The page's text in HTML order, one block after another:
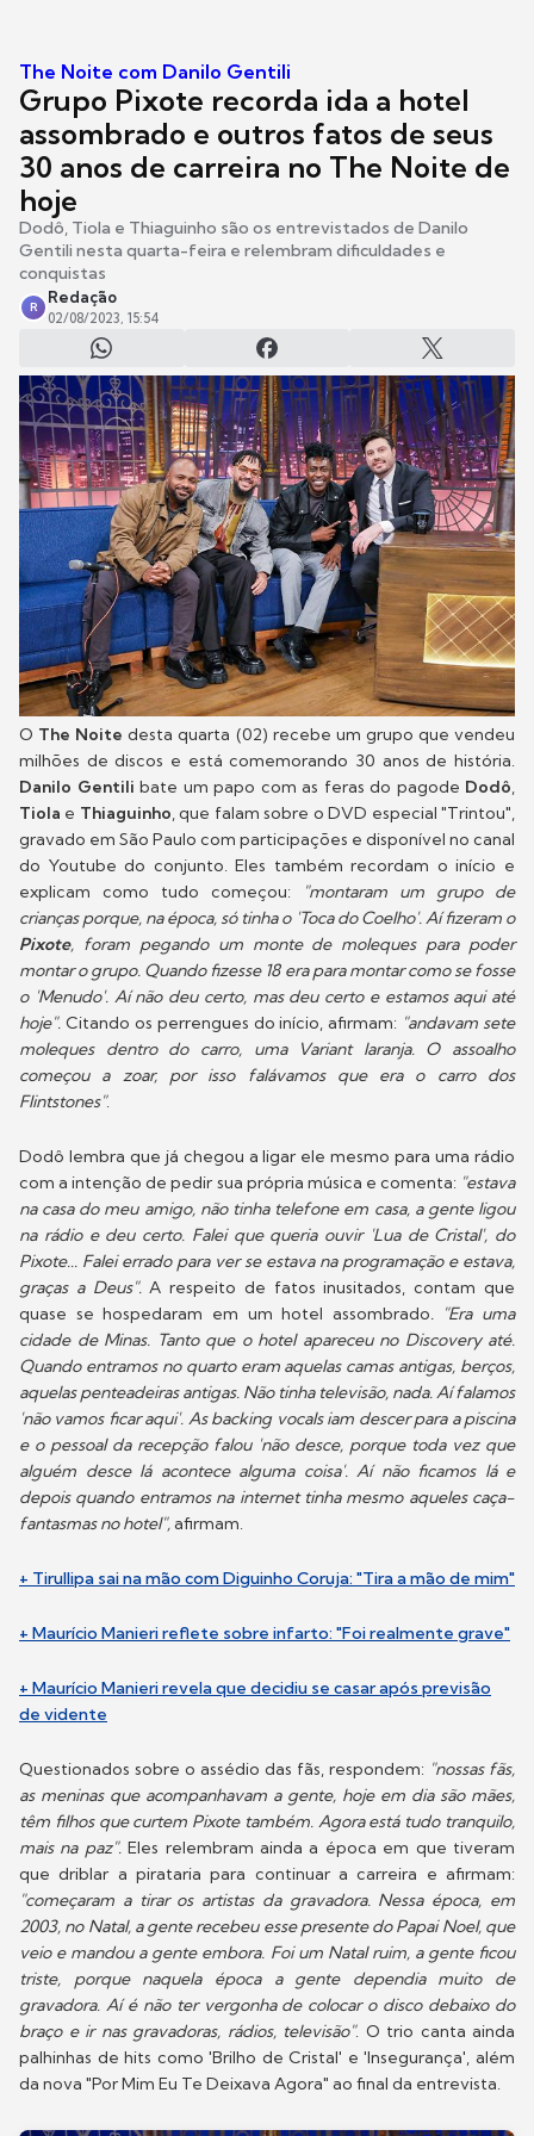
The Noite com Danilo Gentili
Grupo Pixote recorda ida a hotel
assombrado e outros fatos de seus
30 anos de carreira no The Noite de
hoje
Dodô, Tiola e Thiaguinho são os entrevistados de Danilo
Gentili nesta quarta-feira e relembram dificuldades e
conquistas
R
Redação
02/08/2023, 15:54
O The Noite desta quarta (02) recebe um grupo que vendeu
milhões de discos e está comemorando 30 anos de história.
Danilo Gentili bate um papo com as feras do pagode Dodô,
Tiola e Thiaguinho, que falam sobre o DVD especial "Trintou",
gravado em São Paulo com participações e disponível no canal
do Youtube do conjunto. Eles também recordam o início e
explicam como tudo começou:
"montaram um grupo de
crianças porque, na época, só tinha o 'Toca do Coelho'. Aí fizeram o
Pixote, foram pegando um monte de moleques para poder
montar o grupo. Quando fizesse 18 era para montar como se fosse
o 'Menudo'. Aí não deu certo, mas deu certo e estamos aqui até
hoje". Citando os perrengues do início, afirmam: "andavam sete
moleques dentro do carro, uma Variant laranja. O assoalho
começou a zoar, por isso falávamos que era o carro dos
Flintstones".
Dodô lembra que já chegou a ligar ele mesmo para uma rádio
com a intenção de pedir sua própria música e comenta: "estava
na casa do meu amigo, não tinha telefone em casa, a gente ligou
na rádio e deu certo. Falei que queria ouvir 'Lua de Cristal', do
Pixote... Falei errado para ver se estava na programação e estava,
graças a Deus".A respeito de fatos inusitados, contam que
quase se hospedaram em um hotel assombrado. "Era uma
cidade de Minas. Tanto que o hotel apareceu no Discovery até.
Quando entramos no quarto eram aquelas camas antigas, berços,
aquelas penteadeiras antigas. Não tinha televisão, nada. Aí falamos
'não vamos ficar aqui'. As backing vocals iam descer para a piscina
e o pessoal da recepção falou 'não desce, porque toda vez que
alguém desce lá acontece alguma coisa'. Aí não ficamos lá e
depois quando entramos na internet tinha mesmo aqueles caça-
fantasmas no hotel",afirmam.
+ Tirullipa sai na mão com Diguinho Coruja: "Tira a mão de mim"
+ Maurício Manieri reflete sobre infarto: "Foi realmente grave"
+ Maurício Manieri revela que decidiu se casar após previsão
de vidente
Questionados sobre o assédio das fãs, respondem: "nossas fãs,
as meninas que acompanhavam a gente, hoje em dia são mães,
têm filhos que curtem Pixote também. Agora está tudo tranquilo,
mais na paz".Eles relembram ainda a época em que tiveram
que driblar a pirataria para continuar a carreira e afirmam:
"começaram a tirar os artistas da gravadora. Nessa época, em
2003, no Natal, a gente recebeu esse presente do Papai Noel, que
veio e mandou a gente embora. Foi um Natal ruim, a gente ficou
triste, porque naquela época a gente dependia muito de
gravadora. Aí é não ter vergonha de colocar o disco debaixo do
braço e ir nas gravadoras, rádios, televisão". O trio canta ainda
palhinhas de hits como 'Brilho de Cristal' e 'Insegurança', além
da nova "Por Mim Eu Te Deixava Agora" ao final da entrevista.